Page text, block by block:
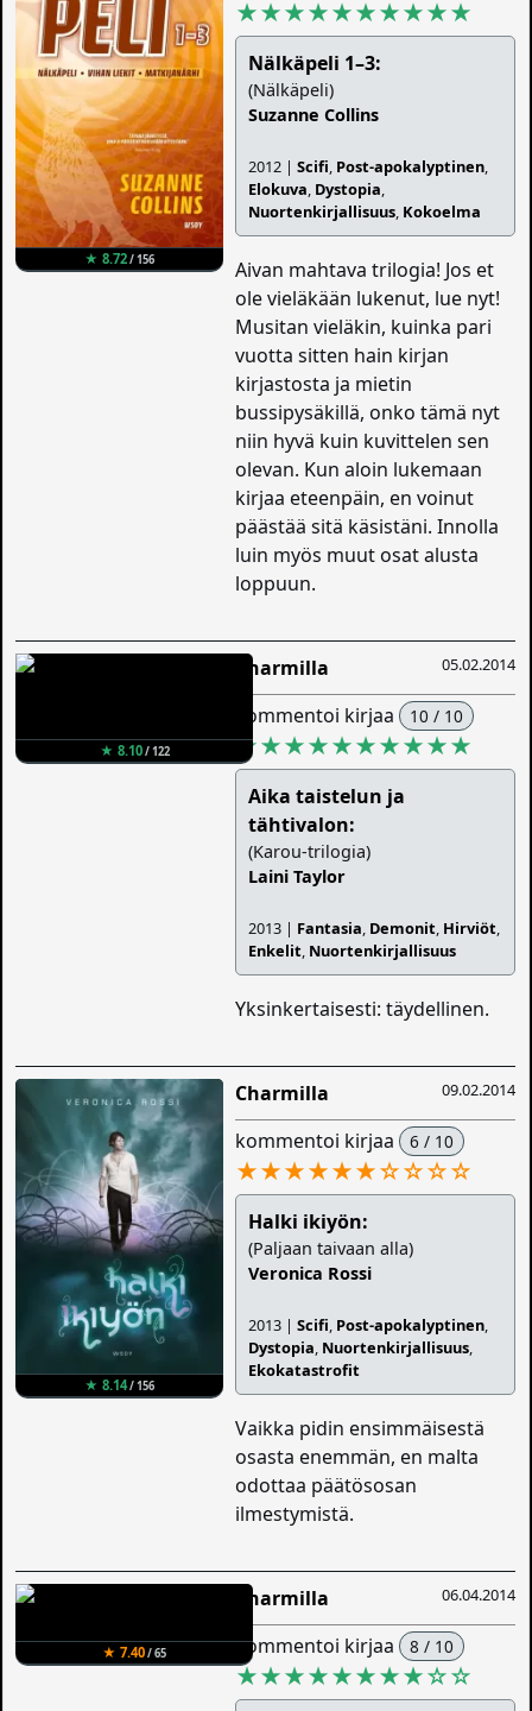
★ 8.72/ 156
★★★★★★★★★★
Nälkäpeli 1–3:
(Nälkäpeli)
Suzanne Collins
2012 |Scifi, Post-apokalyptinen,
Elokuva, Dystopia,
Nuortenkirjallisuus, Kokoelma
Aivan mahtava trilogia! Jos et
ole vieläkään lukenut, lue nyt!
Musitan vieläkin, kuinka pari
vuotta sitten hain kirjan
kirjastosta ja mietin
bussipysäkillä, onko tämä nyt
niin hyvä kuin kuvittelen sen
olevan. Kun aloin lukemaan
kirjaa eteenpäin, en voinut
päästää sitä käsistäni. Innolla
luin myös muut osat alusta
loppuun.
★ 8.10/ 122
05.02.2014
Charmilla
kommentoi kirjaa 10 / 10
★★★★★★★★★★
Aika taistelun ja
tähtivalon:
(Karou-trilogia)
Laini Taylor
2013 | Fantasia, Demonit, Hirviöt,
Enkelit, Nuortenkirjallisuus
Yksinkertaisesti: täydellinen.
★ 8.14/ 156
09.02.2014
Charmilla
kommentoi kirjaa 6 / 10
★★★★★★☆☆☆☆
Halki ikiyön:
(Paljaan taivaan alla)
Veronica Rossi
2013 |Scifi, Post-apokalyptinen,
Dystopia, Nuortenkirjallisuus,
Ekokatastrofit
Vaikka pidin ensimmäisestä
osasta enemmän, en malta
odottaa päätösosan
ilmestymistä.
★ 7.40/ 65
06.04.2014
Charmilla
kommentoi kirjaa 8 / 10
★★★★★★★★☆☆